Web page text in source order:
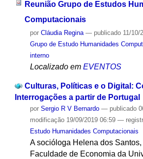
Reunião Grupo de Estudos
Computacionais
por Cláudia Regina — publicado11/10/
Grupo de Estudo Humanidades
interno
Localizado em EVENTOS
Culturas, Políticas e o Digital:
Interrogações a partir de Portugal
por Sergio R V Bernardo — publicado
modificação19/09/2019 06:59 —
Estudo Humanidades Computacionais
A socióloga Helena dos
Faculdade de Economia da